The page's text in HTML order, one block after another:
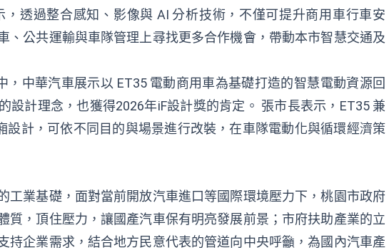
，透過整合感知、影像與 AI 分析技術，不僅可提升商用車行車安
、公共運輸與車隊管理上尋找更多合作機會，帶動本市智慧交通及
，中華汽車展示以 ET35 電動商用車為基礎打造的智慧電動資源回
設計理念，也獲得2026年iF設計獎的肯定。 張市長表示，ET35 兼
設計，可依不同目的與場景進行改裝，在車隊電動化與循環經濟策
工業基礎，面對當前開放汽車進口等國際環境壓力下，桃園市政府
質，頂住壓力，讓國產汽車保有明亮發展前景；市府扶助產業的立
持企業需求，結合地方民意代表的管道向中央呼籲，為國內汽車產